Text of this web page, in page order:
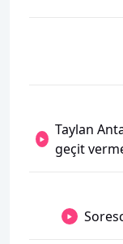
Taylan
geçit